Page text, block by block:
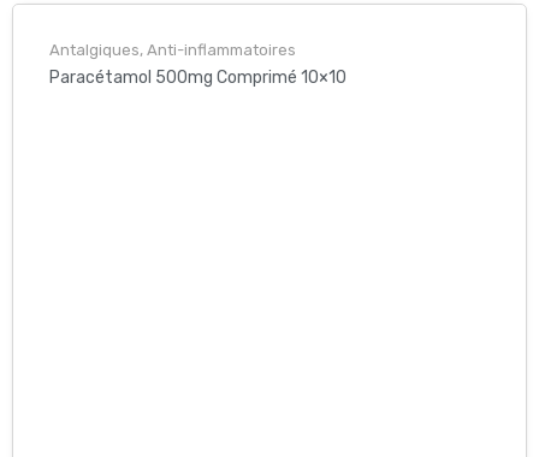
Antalgiques, Anti-inflammatoires
Paracétamol 500mg Comprimé 10×10